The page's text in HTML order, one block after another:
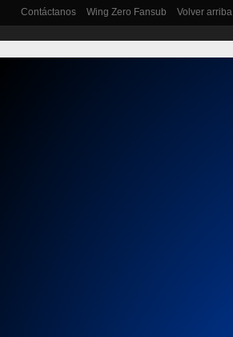
Contáctanos Wing Zero Fansub Volver arriba